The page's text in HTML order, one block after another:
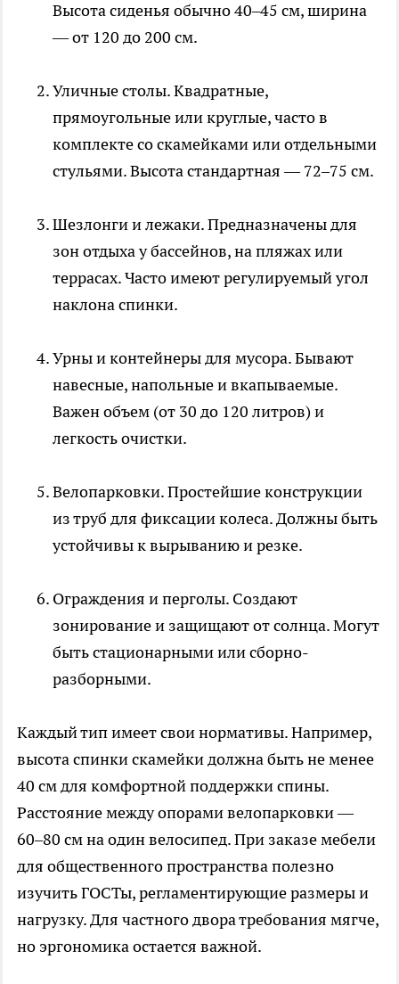
Высота сиденья обычно 40–45 см, ширина
— от 120 до 200 см.
Уличные столы. Квадратные,
прямоугольные или круглые, часто в
комплекте со скамейками или отдельными
стульями. Высота стандартная — 72–75 см.
Шезлонги и лежаки. Предназначены для
зон отдыха у бассейнов, на пляжах или
террасах. Часто имеют регулируемый угол
наклона спинки.
Урны и контейнеры для мусора. Бывают
навесные, напольные и вкапываемые.
Важен объем (от 30 до 120 литров) и
легкость очистки.
Велопарковки. Простейшие конструкции
из труб для фиксации колеса. Должны быть
устойчивы к вырыванию и резке.
Ограждения и перголы. Создают
зонирование и защищают от солнца. Могут
быть стационарными или сборно-
разборными.
Каждый тип имеет свои нормативы. Например,
высота спинки скамейки должна быть не менее
40 см для комфортной поддержки спины.
Расстояние между опорами велопарковки —
60–80 см на один велосипед. При заказе мебели
для общественного пространства полезно
изучить ГОСТы, регламентирующие размеры и
нагрузку. Для частного двора требования мягче,
но эргономика остается важной.